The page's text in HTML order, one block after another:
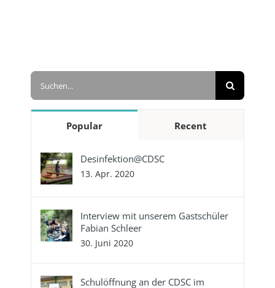
Suche
Popular Recent
Desinfektion@CDSC
13. Apr. 2020
Interview mit unserem Gastschüler
Fabian Schleer
30. Juni 2020
Schulöffnung an der CDSC im